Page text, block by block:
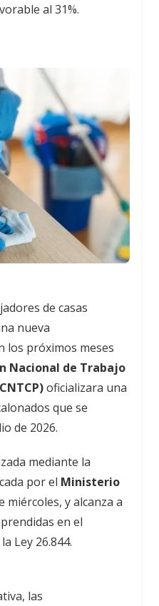
al 31%.
de casas
nueva
los próximos meses
Nacional de Trabajo
oficializara una
que se
de 2026.
mediante la
por el Ministerio
miércoles, y alcanza a
en el
Ley 26.844.
las